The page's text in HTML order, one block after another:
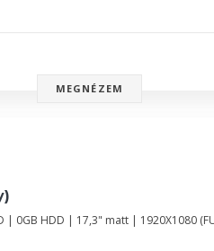
MEGNÉZEM
| 0GB HDD | 17,3" matt | 1920X1080